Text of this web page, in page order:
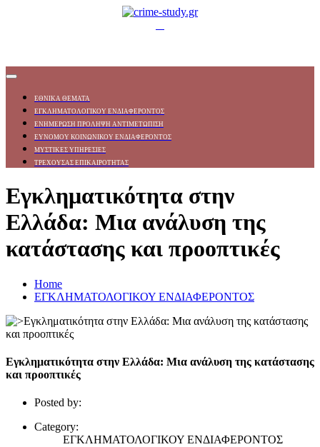
ΕΘΝΙΚΑ ΘΕΜΑΤΑ
ΕΓΚΛΗΜΑΤΟΛΟΓΙΚΟΥ ΕΝΔΙΑΦΕΡΟΝΤΟΣ
ΕΝΗΜΕΡΩΣΗ ΠΡΟΛΗΨΗ ΑΝΤΙΜΕΤΩΠΙΣΗ
ΕΥΝΟΜΟΥ ΚΟΙΝΩΝΙΚΟΥ ΕΝΔΙΑΦΕΡΟΝΤΟΣ
ΜΥΣΤΙΚΕΣ ΥΠΗΡΕΣΙΕΣ
ΤΡΕΧΟΥΣΑΣ ΕΠΙΚΑΙΡΟΤΗΤΑΣ
Εγκληματικότητα στην
Ελλάδα: Μια ανάλυση της
κατάστασης και προοπτικές
Home
ΕΓΚΛΗΜΑΤΟΛΟΓΙΚΟΥ ΕΝΔΙΑΦΕΡΟΝΤΟΣ
Εγκληματικότητα στην Ελλάδα: Μια ανάλυση της κατάστασης
και προοπτικές
Posted by:
Category:
ΕΓΚΛΗΜΑΤΟΛΟΓΙΚΟΥ ΕΝΔΙΑΦΕΡΟΝΤΟΣ